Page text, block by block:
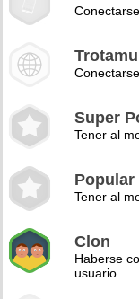
Super
Tener al
Popular
Tener al
Clon
Haberse
usuario